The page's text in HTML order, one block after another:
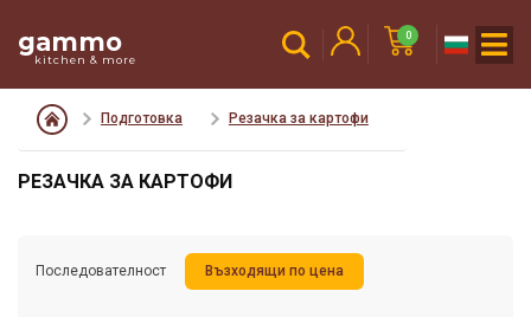
gammo
kitchen & more
0
Подготовка Резачка за картофи
РЕЗАЧКА ЗА КАРТОФИ
Последователност Възходящи по цена